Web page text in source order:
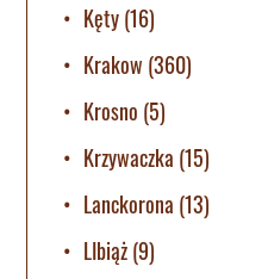
Kęty(16)
Krakow (360)
Krosno (5)
Krzywaczka (15)
Lanckorona (13)
LIbiąż(9)